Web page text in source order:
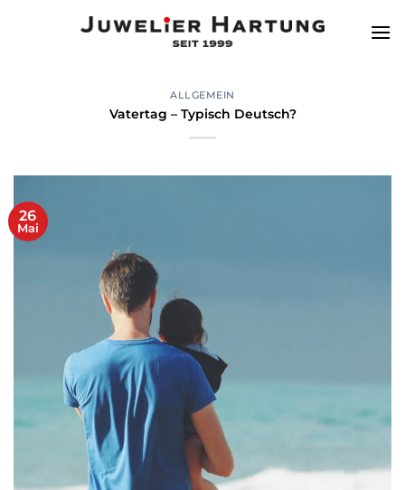
ALLGEMEIN
Vatertag – Typisch Deutsch?
26
Mai